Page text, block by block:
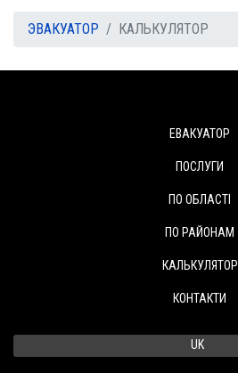
ЭВАКУАТОР КАЛЬКУЛЯТОР
ЕВАКУАТОР
ПОСЛУГИ
ПО ОБЛАСТІ
ПО РАЙОНАМ
КАЛЬКУЛЯТОР
КОНТАКТИ
UK